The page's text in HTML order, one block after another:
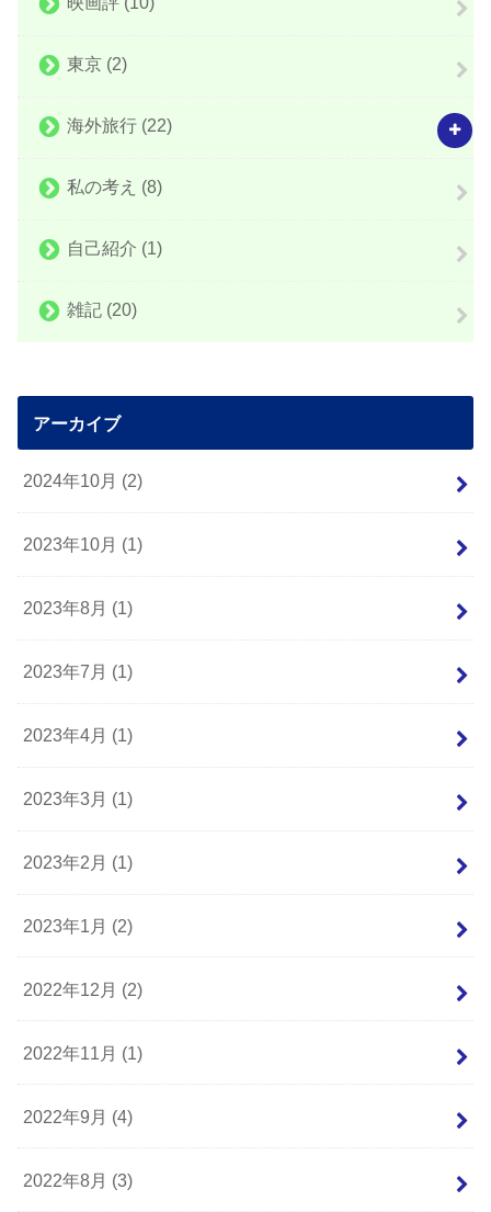
東京 (2)
海外旅行 (22)
私の考え (8)
自己紹介 (1)
雑記 (20)
アーカイブ
2024年10月 (2)
2023年10月 (1)
2023年8月 (1)
2023年7月 (1)
2023年4月 (1)
2023年3月 (1)
2023年2月 (1)
2023年1月 (2)
2022年12月 (2)
2022年11月 (1)
2022年9月 (4)
2022年8月 (3)